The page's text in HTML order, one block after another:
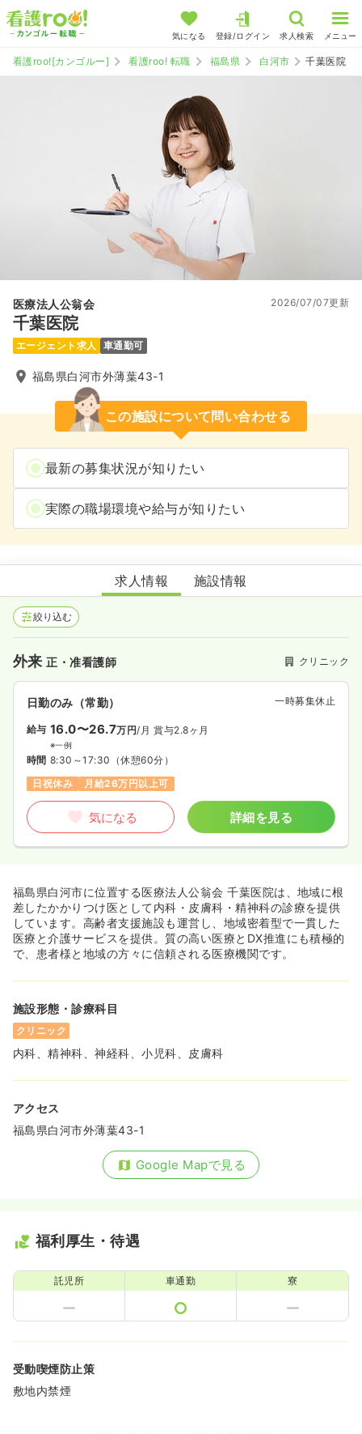
気になる 登録/ログイン 求人検索 メニュー
看護roo![カンゴルー] 看護roo! 転職 福島県 白河市 千葉医院
医療法人公翁会
千葉医院
2026/07/07更新
エージェント求人 車通勤可
福島県白河市外薄葉43-1
この施設について問い合わせる
最新の募集状況が知りたい
実際の職場環境や給与が知りたい
千葉医院
求人情報 施設情報
絞り込む
外来正・准看護師 クリニック
日勤のみ（常勤） 一時募集休止
給与 16.0〜26.7万円/月 賞与2.8ヶ月
※一例
時間 8:30～17:30 （休憩60分）
日祝休み
月給26万円以上可
気になる 詳細を見る
福島県白河市に位置する医療法人公翁会 千葉医院は、地域に根
差したかかりつけ医として内科・皮膚科・精神科の診療を提供
しています。高齢者支援施設も運営し、地域密着型で一貫した
医療と介護サービスを提供。質の高い医療とDX推進にも積極的
で、患者様と地域の方々に信頼される医療機関です。
施設形態・診療科目
クリニック
内科、精神科、神経科、小児科、皮膚科
アクセス
福島県白河市外薄葉43-1
Google Mapで見る
福利厚生・待遇
託児所 車通勤 寮
受動喫煙防止策
敷地内禁煙